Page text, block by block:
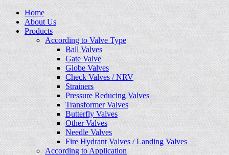
Home
About Us
Products
According to Valve Type
Ball Valves
Gate Valve
Globe Valves
Check Valves / NRV
Strainers
Pressure Reducing Valves
Transformer Valves
Butterfly Valves
Other Valves
Needle Valves
Fire Hydrant Valves / Landing Valves
According to Application